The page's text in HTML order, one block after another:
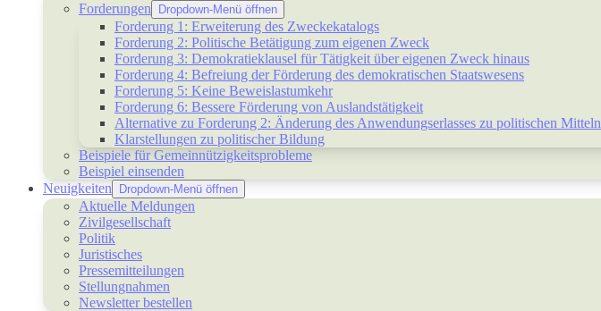
Forderungen
Dropdown-Menü öffnen
Forderung 1: Erweiterung des Zweckekatalogs
Forderung 2: Politische Betätigung zum eigenen Zweck
Forderung 3: Demokratieklausel für Tätigkeit über eigenen Zweck hinaus
Forderung 4: Befreiung der Förderung des demokratischen Staatswesens
Forderung 5: Keine Beweislastumkehr
Forderung 6: Bessere Förderung von Auslandstätigkeit
Alternative zu Forderung 2: Änderung des Anwendungserlasses zu politischen Mitteln
Klarstellungen zu politischer Bildung
Beispiele für Gemeinnützigkeitsprobleme
Beispiel einsenden
Neuigkeiten
Dropdown-Menü öffnen
Aktuelle Meldungen
Zivilgesellschaft
Politik
Juristisches
Pressemitteilungen
Stellungnahmen
Newsletter bestellen